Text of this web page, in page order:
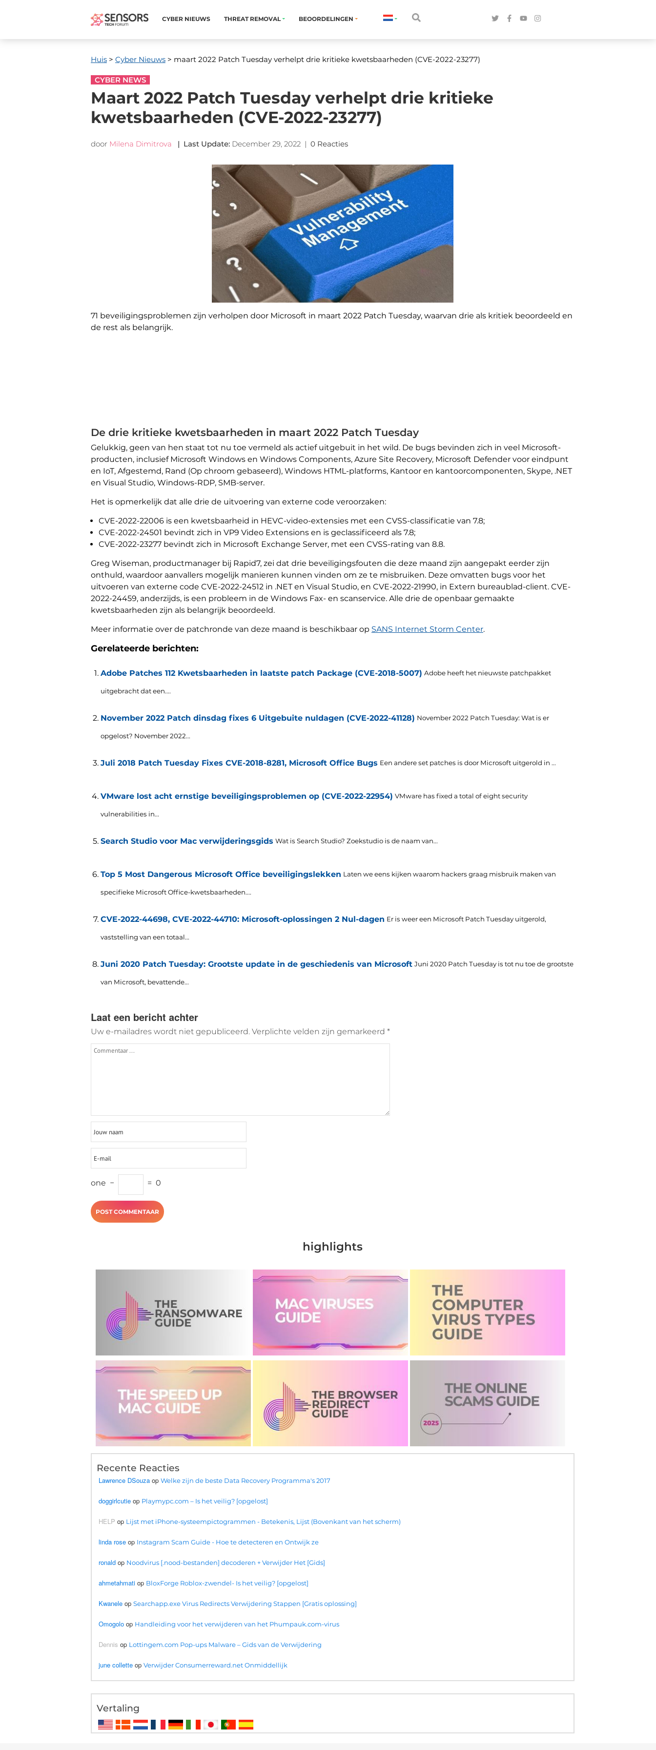
CYBER ​​NIEUWS THREAT REMOVAL BEOORDELINGEN
Huis > Cyber ​​Nieuws > maart 2022 Patch Tuesday verhelpt drie kritieke kwetsbaarheden (CVE-2022-23277)
CYBER NEWS
Maart 2022 Patch Tuesday verhelpt drie kritieke
kwetsbaarheden (CVE-2022-23277)
door Milena Dimitrova | Last Update: December 29, 2022 | 0 Reacties
71 beveiligingsproblemen zijn verholpen door Microsoft in maart 2022 Patch Tuesday, waarvan drie als kritiek beoordeeld en
de rest als belangrijk.
De drie kritieke kwetsbaarheden in maart 2022 Patch Tuesday
Gelukkig, geen van hen staat tot nu toe vermeld als actief uitgebuit in het wild. De bugs bevinden zich in veel Microsoft-
producten, inclusief Microsoft Windows en Windows Components, Azure Site Recovery, Microsoft Defender voor eindpunt
en IoT, Afgestemd, Rand (Op chroom gebaseerd), Windows HTML-platforms, Kantoor en kantoorcomponenten, Skype, .NET
en Visual Studio, Windows-RDP, SMB-server.
Het is opmerkelijk dat alle drie de uitvoering van externe code veroorzaken:
CVE-2022-22006 is een kwetsbaarheid in HEVC-video-extensies met een CVSS-classificatie van 7.8;
CVE-2022-24501 bevindt zich in VP9 Video Extensions en is geclassificeerd als 7.8;
CVE-2022-23277 bevindt zich in Microsoft Exchange Server, met een CVSS-rating van 8.8.
Greg Wiseman, productmanager bij Rapid7, zei dat drie beveiligingsfouten die deze maand zijn aangepakt eerder zijn
onthuld, waardoor aanvallers mogelijk manieren kunnen vinden om ze te misbruiken. Deze omvatten bugs voor het
uitvoeren van externe code CVE-2022-24512 in .NET en Visual Studio, en CVE-2022-21990, in Extern bureaublad-client. CVE-
2022-24459, anderzijds, is een probleem in de Windows Fax- en scanservice. Alle drie de openbaar gemaakte
kwetsbaarheden zijn als belangrijk beoordeeld.
Meer informatie over de patchronde van deze maand is beschikbaar op SANS Internet Storm Center.
Gerelateerde berichten:
Adobe Patches 112 Kwetsbaarheden in laatste patch Package (CVE-2018-5007) Adobe heeft het nieuwste patchpakket
uitgebracht dat een....
November 2022 Patch dinsdag fixes 6 Uitgebuite nuldagen (CVE-2022-41128) November 2022 Patch Tuesday: Wat is er
opgelost? November 2022...
Juli 2018 Patch Tuesday Fixes CVE-2018-8281, Microsoft Office Bugs Een andere set patches is door Microsoft uitgerold in ...
VMware lost acht ernstige beveiligingsproblemen op (CVE-2022-22954) VMware has fixed a total of eight security
vulnerabilities in...
Search Studio voor Mac verwijderingsgids Wat is Search Studio? Zoekstudio is de naam van...
Top 5 Most Dangerous Microsoft Office beveiligingslekken Laten we eens kijken waarom hackers graag misbruik maken van
specifieke Microsoft Office-kwetsbaarheden....
CVE-2022-44698, CVE-2022-44710: Microsoft-oplossingen 2 Nul-dagen Er is weer een Microsoft Patch Tuesday uitgerold,
vaststelling van een totaal...
Juni 2020 Patch Tuesday: Grootste update in de geschiedenis van Microsoft Juni 2020 Patch Tuesday is tot nu toe de grootste
van Microsoft, bevattende...
Laat een bericht achter
Uw e-mailadres wordt niet gepubliceerd. Verplichte velden zijn gemarkeerd *
one − = 0
highlights
Recente Reacties
Lawrence DSouza op Welke zijn de beste Data Recovery Programma's 2017
doggirlcutie op Playmypc.com – Is het veilig? [opgelost]
HELP op Lijst met iPhone-systeempictogrammen - Betekenis, Lijst (Bovenkant van het scherm)
linda rose op Instagram Scam Guide - Hoe te detecteren en Ontwijk ze
ronald op Noodvirus [.nood-bestanden] decoderen + Verwijder Het [Gids]
ahmetahmati op BloxForge Roblox-zwendel- Is het veilig? [opgelost]
Kwanele op Searchapp.exe Virus Redirects Verwijdering Stappen [Gratis oplossing]
Omogolo op Handleiding voor het verwijderen van het Phumpauk.com-virus
Dennis op Lottingem.com Pop-ups Malware – Gids van de Verwijdering
june collette op Verwijder Consumerreward.net Onmiddellijk
Vertaling